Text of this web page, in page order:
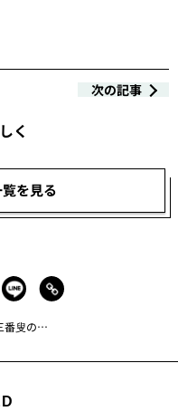
次の記事
く
を見る
の共演